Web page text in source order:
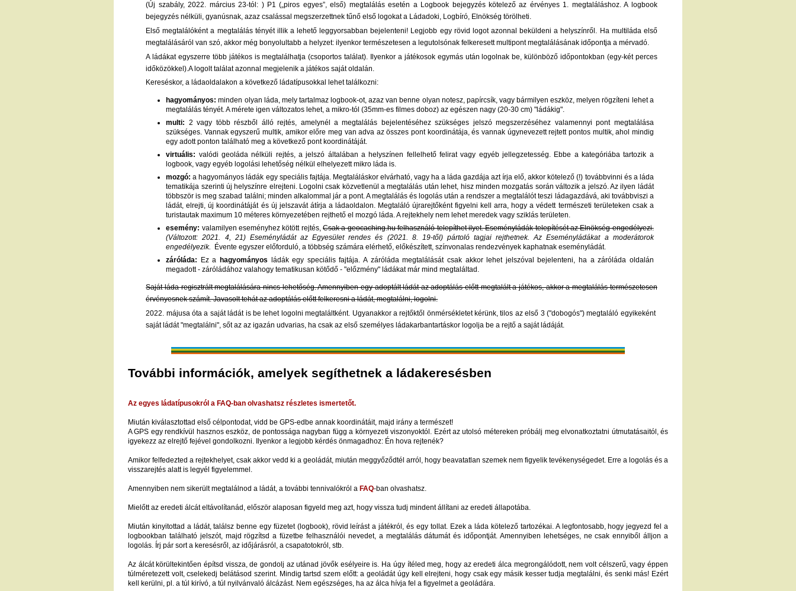
(Új szabály, 2022. március 23-tól: ) P1 („piros egyes”, első) megtalálás esetén a Logbook bejegyzés kötelező az érvényes 1. megtaláláshoz. A logbook
bejegyzés nélküli, gyanúsnak, azaz csalással megszerzettnek tűnő első logokat a Ládadoki, Logbíró, Elnökség törölheti.
Első megtalálóként a megtalálás tényét illik a lehető leggyorsabban bejelenteni! Legjobb egy rövid logot azonnal beküldeni a helyszínről. Ha multiláda első
megtalálásáról van szó, akkor még bonyolultabb a helyzet: ilyenkor természetesen a legutolsónak felkeresett multipont megtalálásának időpontja a mérvadó.
A ládákat egyszerre több játékos is megtalálhatja (csoportos találat). Ilyenkor a játékosok egymás után logolnak be, különböző időpontokban (egy-két perces
időközökkel).A logolt találat azonnal megjelenik a játékos saját oldalán.
Kereséskor, a ládaoldalakon a következő ládatípusokkal lehet találkozni:
hagyományos: minden olyan láda, mely tartalmaz logbook-ot, azaz van benne olyan notesz, papírcsík, vagy bármilyen eszköz, melyen rögzíteni lehet a
megtalálás tényét. A mérete igen változatos lehet, a mikro-tól (35mm-es filmes doboz) az egészen nagy (20-30 cm) "ládákig".
multi: 2 vagy több részből álló rejtés, amelynél a megtalálás bejelentéséhez szükséges jelszó megszerzéséhez valamennyi pont megtalálása
szükséges. Vannak egyszerű multik, amikor előre meg van adva az összes pont koordinátája, és vannak úgynevezett rejtett pontos multik, ahol mindig
egy adott ponton található meg a következő pont koordinátáját.
virtuális: valódi geoláda nélküli rejtés, a jelszó általában a helyszínen fellelhető felirat vagy egyéb jellegzetesség. Ebbe a kategóriába tartozik a
logbook, vagy egyéb logolási lehetőség nélkül elhelyezett mikro láda is.
mozgó: a hagyományos ládák egy speciális fajtája. Megtaláláskor elvárható, vagy ha a láda gazdája azt írja elő, akkor kötelező (!) továbbvinni és a láda
tematikája szerinti új helyszínre elrejteni. Logolni csak közvetlenül a megtalálás után lehet, hisz minden mozgatás során változik a jelszó. Az ilyen ládát
többször is meg szabad találni; minden alkalommal jár a pont. A megtalálás és logolás után a rendszer a megtalálót teszi ládagazdává, aki továbbviszi a
ládát, elrejti, új koordinátáját és új jelszavát átírja a ládaoldalon. Megtaláló újrarejtőként figyelni kell arra, hogy a védett természeti területeken csak a
turistautak maximum 10 méteres környezetében rejthető el mozgó láda. A rejtekhely nem lehet meredek vagy sziklás területen.
esemény: valamilyen eseményhez kötött rejtés,Csak a geocaching.hu felhasználó telepíthet ilyet. Eseményládák telepítését az Elnökség engedélyezi.
(Változott: 2021. 4, 21) Eseményládát az Egyesület rendes és (2021. 8. 19-től) pártoló tagjai rejthetnek. Az Eseményládákat a moderátorok
engedélyezik. Évente egyszer előforduló, a többség számára elérhető, előkészített, színvonalas rendezvények kaphatnak eseményládát.
záróláda: Ez a hagyományos ládák egy speciális fajtája. A záróláda megtalálását csak akkor lehet jelszóval bejelenteni, ha a záróláda oldalán
megadott - záróládához valahogy tematikusan kötődő - "előzmény" ládákat már mind megtaláltad.
Saját láda regisztrált megtalálására nincs lehetőség. Amennyiben egy adoptált ládát az adoptálás előtt megtalált a játékos, akkor a megtalálás természetesen
érvényesnek számít. Javasolt tehát az adoptálás előtt felkeresni a ládát, megtalálni, logolni.
2022. májusa óta a saját ládát is be lehet logolni megtaláltként. Ugyanakkor a rejtőktől önmérsékletet kérünk, tilos az első 3 ("dobogós") megtaláló egyikeként
saját ládát "megtalálni", sőt az az igazán udvarias, ha csak az első személyes ládakarbantartáskor logolja be a rejtő a saját ládáját.
További információk, amelyek segíthetnek a ládakeresésben
Az egyes ládatípusokról a FAQ-ban olvashatsz részletes ismertetőt.
Miután kiválasztottad első célpontodat, vidd be GPS-edbe annak koordinátáit, majd irány a természet!
A GPS egy rendkívül hasznos eszköz, de pontossága nagyban függ a környezeti viszonyoktól. Ezért az utolsó métereken próbálj meg elvonatkoztatni útmutatásaitól, és
igyekezz az elrejtő fejével gondolkozni. Ilyenkor a legjobb kérdés önmagadhoz: Én hova rejtenék?
Amikor felfedezted a rejtekhelyet, csak akkor vedd ki a geoládát, miután meggyőződtél arról, hogy beavatatlan szemek nem figyelik tevékenységedet. Erre a logolás és a
visszarejtés alatt is legyél figyelemmel.
Amennyiben nem sikerült megtalálnod a ládát, a további tennivalókról a FAQ-ban olvashatsz.
Mielőtt az eredeti álcát eltávolítanád, először alaposan figyeld meg azt, hogy vissza tudj mindent állítani az eredeti állapotába.
Miután kinyitottad a ládát, találsz benne egy füzetet (logbook), rövid leírást a játékról, és egy tollat. Ezek a láda kötelező tartozékai. A legfontosabb, hogy jegyezd fel a
logbookban található jelszót, majd rögzítsd a füzetbe felhasználói nevedet, a megtalálás dátumát és időpontját. Amennyiben lehetséges, ne csak ennyiből álljon a
logolás. Írj pár sort a keresésről, az időjárásról, a csapatotokról, stb.
Az álcát körültekintően építsd vissza, de gondolj az utánad jövők esélyeire is. Ha úgy ítéled meg, hogy az eredeti álca megrongálódott, nem volt célszerű, vagy éppen
túlméretezett volt, cselekedj belátásod szerint. Mindig tartsd szem előtt: a geoládát úgy kell elrejteni, hogy csak egy másik kesser tudja megtalálni, és senki más! Ezért
kell kerülni, pl. a túl kirívó, a túl nyilvánvaló álcázást. Nem egészséges, ha az álca hívja fel a figyelmet a geoládára.